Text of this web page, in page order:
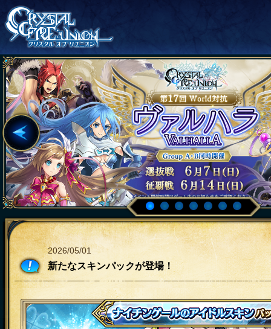
2026/05/01
新たなスキンパックが登場！